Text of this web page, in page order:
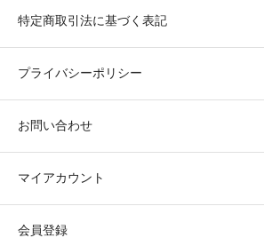
特定商取引法に基づく表記
プライバシーポリシー
お問い合わせ
マイアカウント
会員登録